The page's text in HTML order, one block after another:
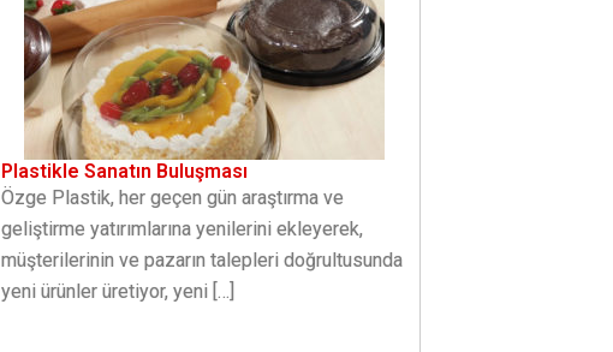
Plastikle Sanatın Buluşması
Özge Plastik, her geçen gün araştırma ve
geliştirme yatırımlarına yenilerini ekleyerek,
müşterilerinin ve pazarın talepleri doğrultusunda
yeni ürünler üretiyor, yeni […]